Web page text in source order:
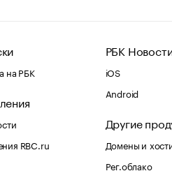
на РБК
RBC.ru
РБК
iOS
Android
Другие
Домены и
Рег.облако